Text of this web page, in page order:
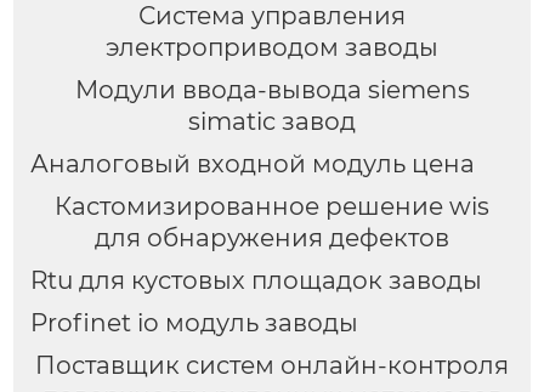
Система управления
электроприводом заводы
Модули ввода-вывода siemens
simatic завод
Аналоговый входной модуль цена
Кастомизированное решение wis
для обнаружения дефектов
Rtu для кустовых площадок заводы
Profinet io модуль заводы
Поставщик систем онлайн-контроля